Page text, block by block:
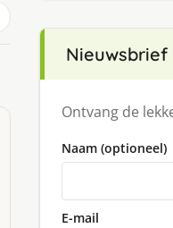
Nieuwsbrief
Ontvang de
Naam (optioneel)
E-mail